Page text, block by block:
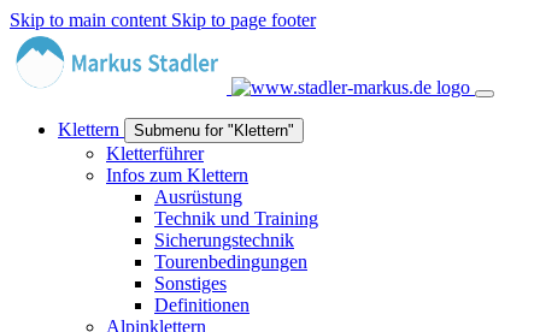
Skip to main content Skip to page footer
Klettern Submenu for "Klettern"
Kletterführer
Infos zum Klettern
Ausrüstung
Technik und Training
Sicherungstechnik
Tourenbedingungen
Sonstiges
Definitionen
Alpinklettern